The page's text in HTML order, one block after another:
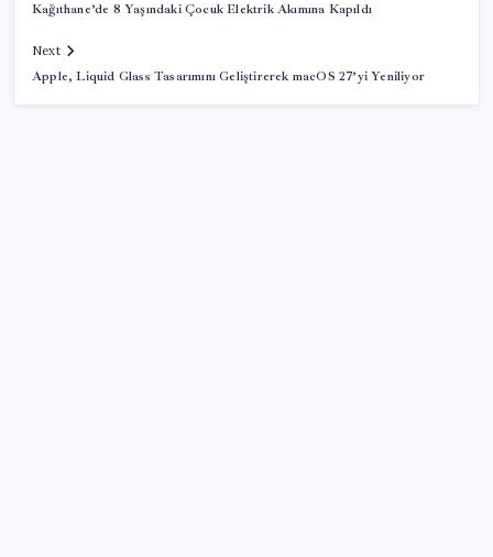
Kağıthane’de 8 Yaşındaki Çocuk Elektrik Akımına Kapıldı
Next
Apple, Liquid Glass Tasarımını Geliştirerek macOS 27’yi Yeniliyor